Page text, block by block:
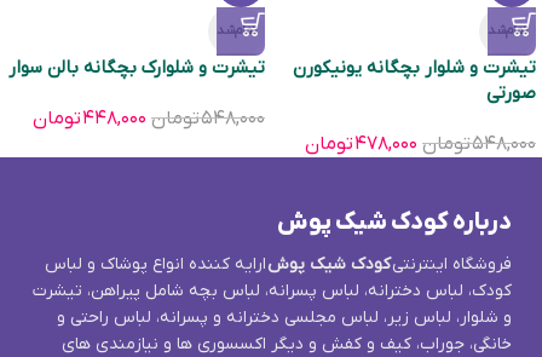
تمام‌شد
تیشرت و شلوار بچگانه یونیکورن
صورتی
۵۴۸,۰۰۰تومان ۴۷۸,۰۰۰تومان
تمام‌شد
تیشرت و شلوارک بچگانه بالن سوار
۵۴۸,۰۰۰تومان ۴۴۸,۰۰۰تومان
درباره کودک شیک پوش
فروشگاه اینترنتیکودک شیک پوشارایه کننده انواع پوشاک و لباس
کودک، لباس دخترانه، لباس پسرانه، لباس بچه شامل پیراهن، تیشرت
و شلوار، لباس زیر، لباس مجلسی دخترانه و پسرانه، لباس راحتی و
خانگی، جوراب، کیف و کفش و دیگر اکسسوری ها و نیازمندی های